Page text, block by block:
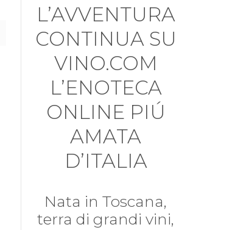
L’AVVENTURA
CONTINUA SU
VINO.COM
L’ENOTECA
ONLINE PIÚ
AMATA
D’ITALIA
Nata in Toscana,
terra di grandi vini,